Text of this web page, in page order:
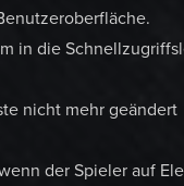
in die
nicht mehr geändert
der Spieler auf